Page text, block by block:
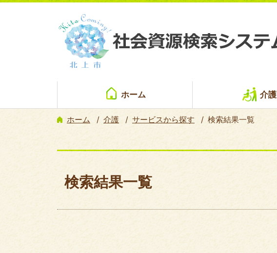
ホーム 介護
ホーム 介護 サービスから探す 検索結果一覧
検索結果一覧